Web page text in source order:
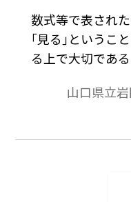
数式等で表され
｢見る｣というこ
る上で大切であ
式変形を通じて
束をする，発散
単な例で，ｎ が
an） を平面に図
山口県立